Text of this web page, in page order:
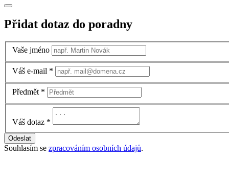
Přidat dotaz do poradny
Vaše jméno
Váš e-mail *
Předmět *
Váš dotaz *
Odeslat
Souhlasím se zpracováním osobních údajů.